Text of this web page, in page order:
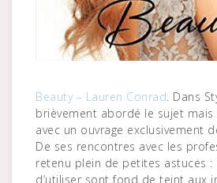
Beauty – Lauren Conrad. Dans
brièvement abordé le sujet mais
avec un ouvrage exclusivement
De ses rencontres avec les
retenu plein de petites astuces :
d’utiliser sont fond de teint aux